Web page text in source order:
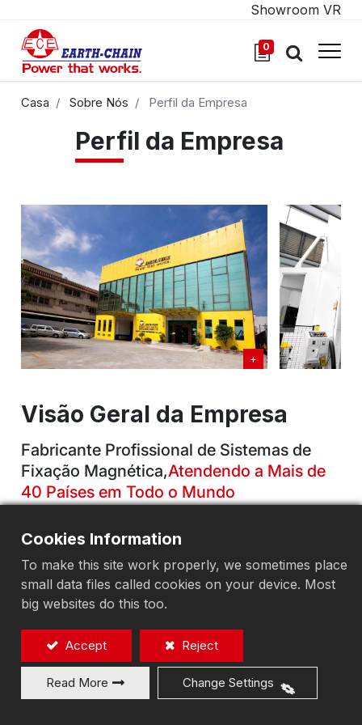
0
Showroom VR
Casa Sobre Nós Perfil da Empresa
Perfil da Empresa
Visão Geral da Empresa
Fabricante Profissional de Sistemas de
Fixação Magnética,Atendendo a Mais de
40 Países em Todo o Mundo
A Yichen Enterprise Co., Ltd., fundada em 1988, é
fixação magnética. Sob a marca ECE, a empresa
comercializa seus produtos em cinco continentes,
contando com agentes e distribuidores em mais de
40 países e mais de 50 patentes de produtos
nacionais e internacionais. Possui diversas
tecnologias-chave que combinam ímãs
permanentes e eletroímãs. Atualmente, mais de
Cookies Information
To make this site work properly, we sometimes place
small data files called cookies on your device. Most
big websites do this too.
Accept Reject
Read More Change Settings